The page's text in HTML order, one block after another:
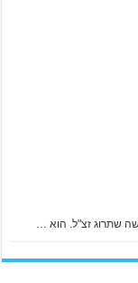
שתרוג זצ"ל. הוא …